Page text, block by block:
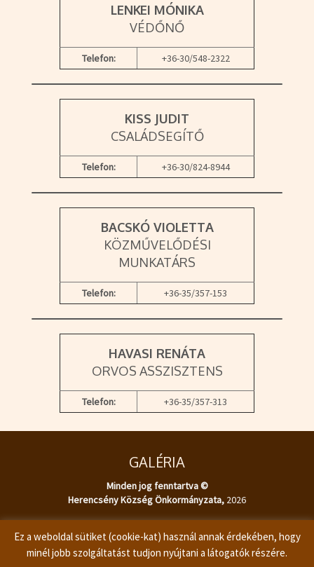
LENKEI MÓNIKA
VÉDŐNŐ
Telefon: +36-30/548-2322
KISS JUDIT
CSALÁDSEGÍTŐ
Telefon: +36-30/824-8944
BACSKÓ VIOLETTA
KÖZMŰVELŐDÉSI
MUNKATÁRS
Telefon: +36-35/357-153
HAVASI RENÁTA
ORVOS ASSZISZTENS
Telefon: +36-35/357-313
GALÉRIA
Minden jog fenntartva ©
Herencsény Község Önkormányzata, 2026
Készítette:TBWeb
Ez a weboldal sütiket (cookie-kat) használ annak érdekében, hogy
minél jobb szolgáltatást tudjon nyújtani a látogatók részére.